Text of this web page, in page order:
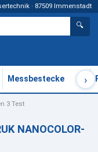
· 87509 Immenstadt
🔍
Messbestecke ›
3 Test
NANOCOLOR-